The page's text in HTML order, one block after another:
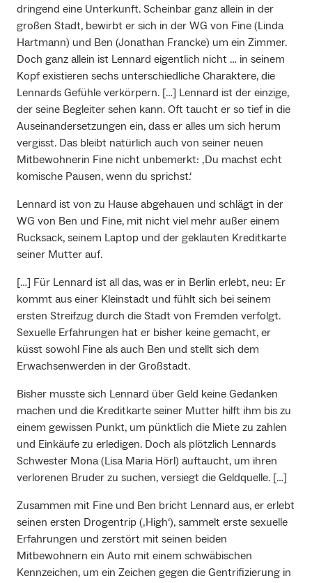
dringend eine Unterkunft. Scheinbar ganz allein in der
großen Stadt, bewirbt er sich in der WG von Fine (Linda
Hartmann) und Ben (Jonathan Francke) um ein Zimmer.
Doch ganz allein ist Lennard eigentlich nicht … in seinem
Kopf existieren sechs unterschiedliche Charaktere, die
Lennards Gefühle verkörpern. […] Lennard ist der einzige,
der seine Begleiter sehen kann. Oft taucht er so tief in die
Auseinandersetzungen ein, dass er alles um sich herum
vergisst. Das bleibt natürlich auch von seiner neuen
Mitbewohnerin Fine nicht unbemerkt: ‚Du machst echt
komische Pausen, wenn du sprichst.‘
Lennard ist von zu Hause abgehauen und schlägt in der
WG von Ben und Fine, mit nicht viel mehr außer einem
Rucksack, seinem Laptop und der geklauten Kreditkarte
seiner Mutter auf.
[…] Für Lennard ist all das, was er in Berlin erlebt, neu: Er
kommt aus einer Kleinstadt und fühlt sich bei seinem
ersten Streifzug durch die Stadt von Fremden verfolgt.
Sexuelle Erfahrungen hat er bisher keine gemacht, er
küsst sowohl Fine als auch Ben und stellt sich dem
Erwachsenwerden in der Großstadt.
Bisher musste sich Lennard über Geld keine Gedanken
machen und die Kreditkarte seiner Mutter hilft ihm bis zu
einem gewissen Punkt, um pünktlich die Miete zu zahlen
und Einkäufe zu erledigen. Doch als plötzlich Lennards
Schwester Mona (Lisa Maria Hörl) auftaucht, um ihren
verlorenen Bruder zu suchen, versiegt die Geldquelle. […]
Zusammen mit Fine und Ben bricht Lennard aus, er erlebt
seinen ersten Drogentrip (‚High‘), sammelt erste sexuelle
Erfahrungen und zerstört mit seinen beiden
Mitbewohnern ein Auto mit einem schwäbischen
Kennzeichen, um ein Zeichen gegen die Gentrifizierung in